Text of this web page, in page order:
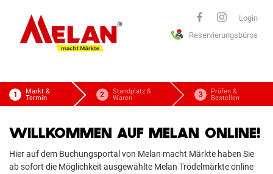
Login
Reservierungsbüros
Markt &
Termin
Standplatz &
Waren
Prüfen &
Bestellen
WILLKOMMEN AUF MELAN ONLINE!
Hier auf dem Buchungsportal von Melan macht Märkte haben Sie
ab sofort die Möglichkeit ausgewählte Melan Trödelmärkte online